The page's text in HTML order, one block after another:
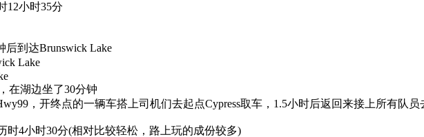
12小时35分
后到达Brunswick Lake
Lake
在湖边坐了30分钟
，开终点的一辆车搭上司机们去起点Cypress取车，1.5小时后返回来接上所有队员
时4小时30分(相对比较轻松，路上玩的成份较多)